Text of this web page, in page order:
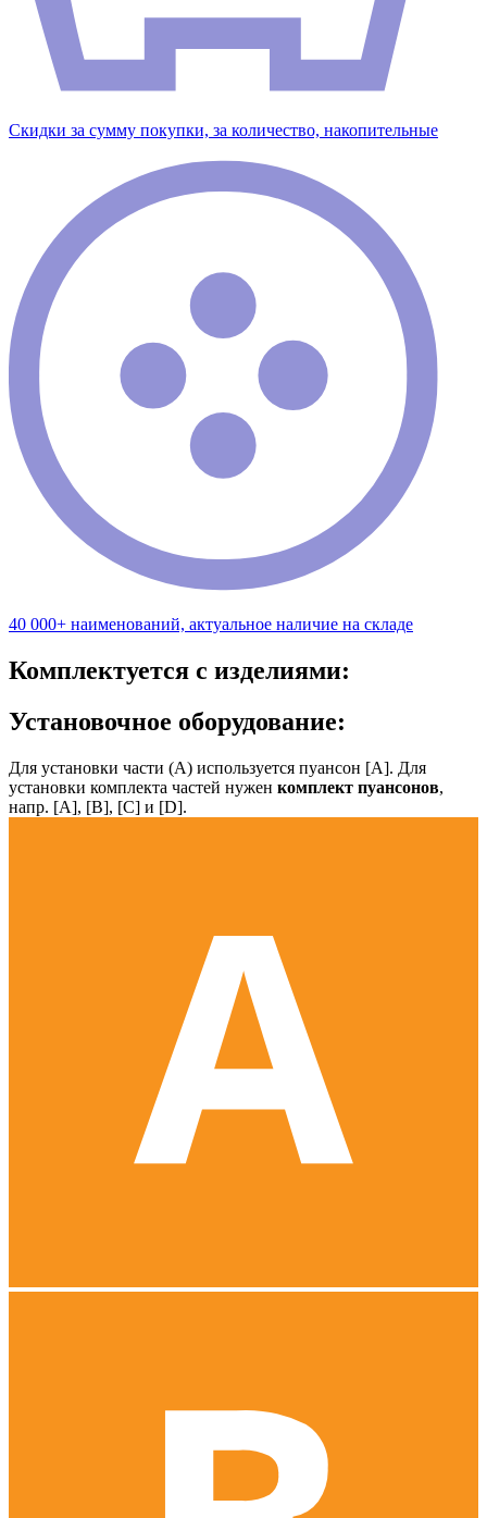
Скидки за сумму покупки, за количество, накопительные
40 000+ наименований, актуальное наличие на складе
Комплектуется с изделиями:
Установочное оборудование:
Для установки части (А) используется пуансон [А]. Для
установки комплекта частей нужен комплект пуансонов,
напр. [А], [B], [С] и [D].